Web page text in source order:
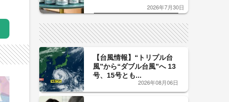
した「辛口カーブ」が飲み頃の
2026年7月30日
【台風情報】“トリプル台
風”から“ダブル台風”へ 13
号、15号とも...
2026年08月06日